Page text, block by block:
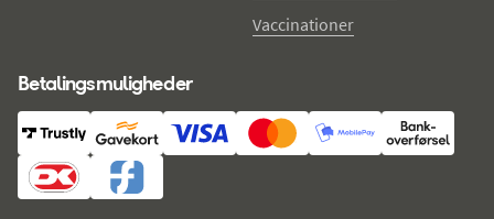
Vaccinationer
Betalingsmuligheder